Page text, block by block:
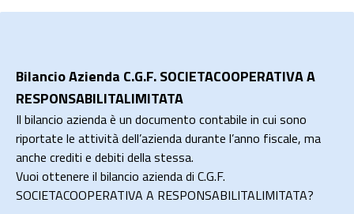
Bilancio Azienda C.G.F. SOCIETACOOPERATIVA A
RESPONSABILITALIMITATA
Il bilancio azienda è un documento contabile in cui sono
riportate le attività dell’azienda durante l’anno fiscale, ma
anche crediti e debiti della stessa.
Vuoi ottenere il bilancio azienda di C.G.F.
SOCIETACOOPERATIVA A RESPONSABILITALIMITATA?